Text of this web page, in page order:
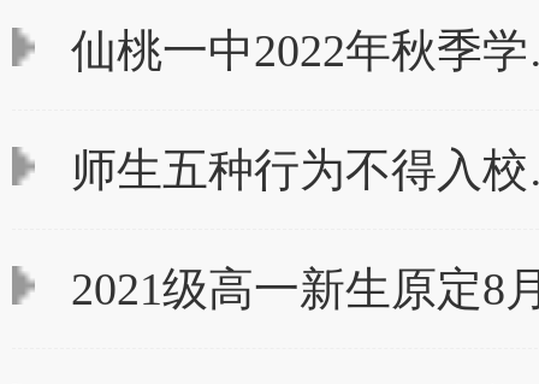
仙桃一中2022年秋季
师生五种行为不得入
2021级高一新生原定8